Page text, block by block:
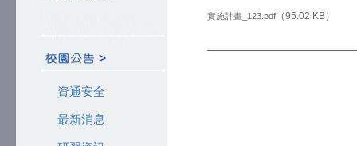
資通安全
最新消息
實施計畫_123.pdf （95.02 KB）